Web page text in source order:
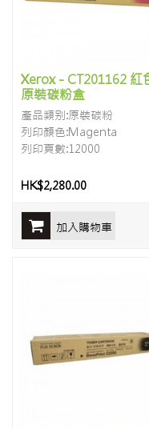
Xerox - CT201162 紅
原裝碳粉盒
產品類别:原裝碳粉
列印顏色:Magenta
列印頁數:12000
HK$2,280.00
加入購物車